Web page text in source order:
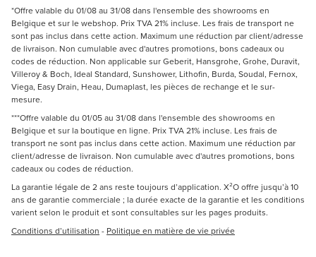
*Offre valable du 01/08 au 31/08 dans l'ensemble des showrooms en
Belgique et sur le webshop. Prix TVA 21% incluse. Les frais de transport ne
sont pas inclus dans cette action. Maximum une réduction par client/adresse
de livraison. Non cumulable avec d'autres promotions, bons cadeaux ou
codes de réduction. Non applicable sur Geberit, Hansgrohe, Grohe, Duravit,
Villeroy & Boch, Ideal Standard, Sunshower, Lithofin, Burda, Soudal, Fernox,
Viega, Easy Drain, Heau, Dumaplast, les pièces de rechange et le sur-
mesure.
***Offre valable du 01/05 au 31/08 dans l'ensemble des showrooms en
Belgique et sur la boutique en ligne. Prix TVA 21% incluse. Les frais de
transport ne sont pas inclus dans cette action. Maximum une réduction par
client/adresse de livraison. Non cumulable avec d'autres promotions, bons
cadeaux ou codes de réduction.
La garantie légale de 2 ans reste toujours d’application. X²O offre jusqu’à 10
ans de garantie commerciale ; la durée exacte de la garantie et les conditions
varient selon le produit et sont consultables sur les pages produits.
Conditions d’utilisation - Politique en matière de vie privée